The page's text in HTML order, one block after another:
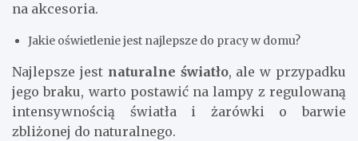
na akcesoria.
Jakie oświetlenie jest najlepsze do pracy w domu?
Najlepsze jest naturalne światło, ale w przypadku
jego braku, warto postawić na lampy z regulowaną
intensywnością światła i żarówki o barwie
zbliżonej do naturalnego.